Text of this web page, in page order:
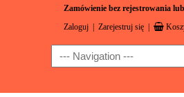
Zamówienie bez rejestrowania
Zaloguj Zarejestruj się
Navigation